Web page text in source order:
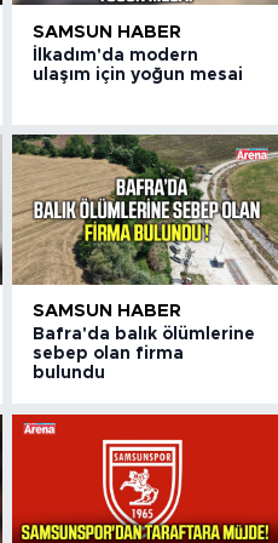
SAMSUN HABER
İlkadım'da modern
ulaşım için yoğun mesai
SAMSUN HABER
Bafra'da balık ölümlerine
sebep olan firma
bulundu